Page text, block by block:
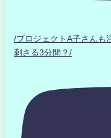
/プロジェクトA子さん
刺さる3分間？/